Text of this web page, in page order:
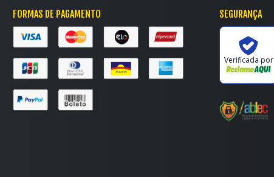
FORMAS DE PAGAMENTO SEGURANÇA
Verificada por